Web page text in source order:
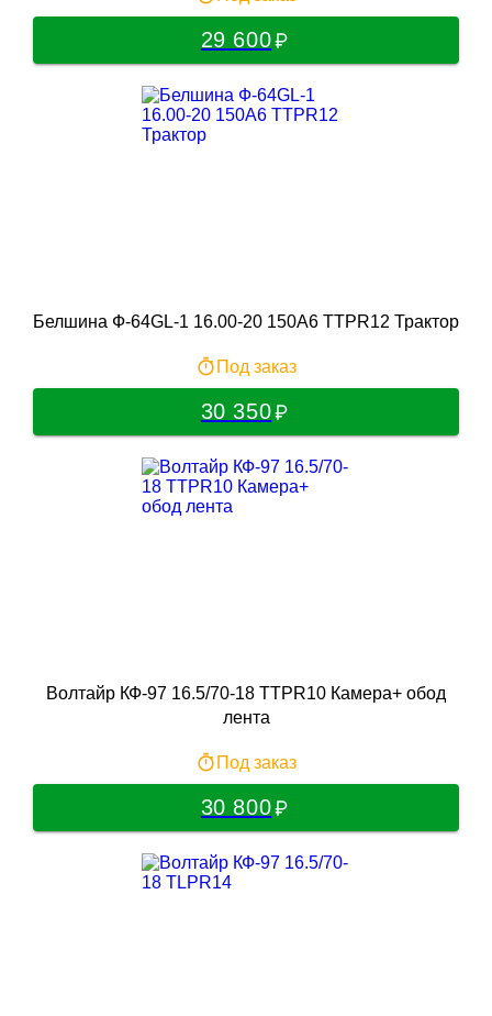
29 600
Белшина Ф-64GL-1 16.00-20 150A6 TTPR12 Трактор
Под заказ
30 350
Волтайр КФ-97 16.5/70-18 TTPR10 Камера+ обод
лента
Под заказ
30 800